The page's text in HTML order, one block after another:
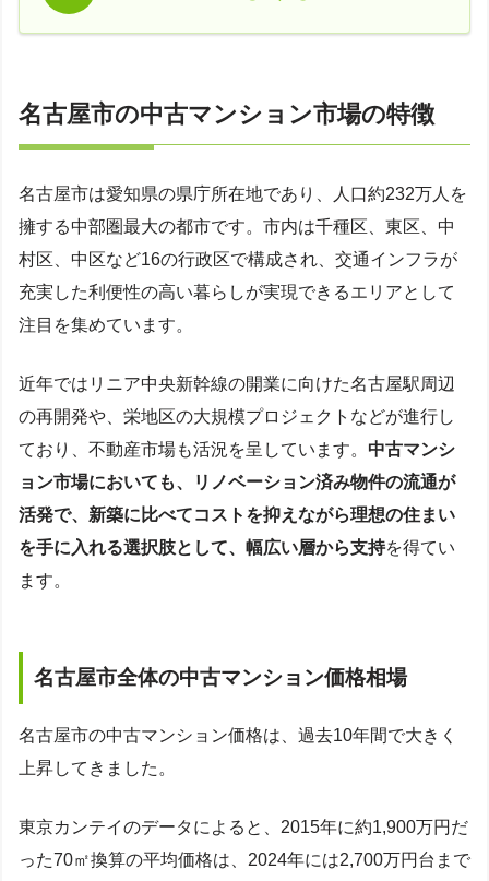
名古屋市の中古マンション市場の特徴
名古屋市は愛知県の県庁所在地であり、人口約232万人を
擁する中部圏最大の都市です。市内は千種区、東区、中
村区、中区など16の行政区で構成され、交通インフラが
充実した利便性の高い暮らしが実現できるエリアとして
注目を集めています。
近年ではリニア中央新幹線の開業に向けた名古屋駅周辺
の再開発や、栄地区の大規模プロジェクトなどが進行し
ており、不動産市場も活況を呈しています。 中古マンシ
ョン市場においても、リノベーション済み物件の流通が
活発で、新築に比べてコストを抑えながら理想の住まい
を手に入れる選択肢として、幅広い層から支持を得てい
ます。
名古屋市全体の中古マンション価格相場
名古屋市の中古マンション価格は、過去10年間で大きく
上昇してきました。
東京カンテイのデータによると、2015年に約1,900万円だ
った70㎡換算の平均価格は、2024年には2,700万円台まで